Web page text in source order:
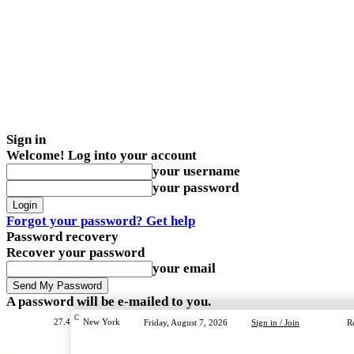
Sign in
Welcome! Log into your account
your username
your password
Forgot your password? Get help
Password recovery
Recover your password
your email
A password will be e-mailed to you.
27.4 C New York Friday, August 7, 2026 Sign in / Join